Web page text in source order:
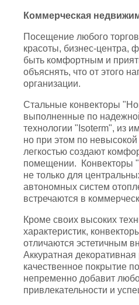
Коммерческая
Посещение любого
красоты, бизнес-центра,
быть комфортным и
объяснять, что от этого
организации.
Стальные конвекторы
выполненные по
технологии "Isoterm", из
но при этом по невысокой
легкостью создают
помещении. Конвекторы
не только для
автономных систем
встречаются в
Кроме своих высоких
характеристик,
отличаются эстетичным
Аккуратная декоративная
качественное покрытие
непременно добавит
привлекательности и